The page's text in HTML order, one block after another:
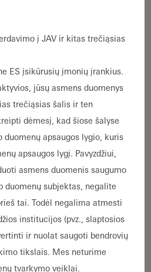
+ 49 521 783-0
info@schueco.com
Nr. DE 124001363
ūkinė bendrija
ir registro teismas:
Nr.: HRA 8135
į JAV ir kitas trečiąsias
ES įsikūrusių įmonių įrankius.
jūsų asmens duomenys
trečiąsias šalis ir ten
dėmesį, kad šiose šalyse
apsaugos lygio, kuris
apsaugos lygį. Pavyzdžiui,
asmens duomenis saugumo
duomenų subjektas, negalite
tai. Todėl negalima atmesti
institucijos (pvz., slaptosios
ir nuolat saugoti bendrovių
tikslais. Mes neturime
tvarkymo veiklai.